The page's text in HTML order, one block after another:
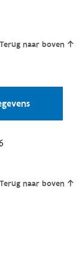
Terug naar boven
Terug naar boven